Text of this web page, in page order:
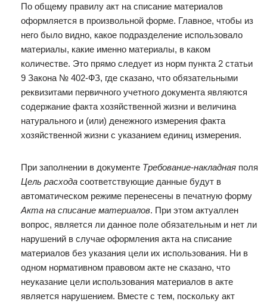
По общему правилу акт на списание материалов
оформляется в произвольной форме. Главное, чтобы из
него было видно, какое подразделение использовало
материалы, какие именно материалы, в каком
количестве. Это прямо следует из норм пункта 2 статьи
9 Закона № 402-ФЗ, где сказано, что обязательными
реквизитами первичного учетного документа являются
содержание факта хозяйственной жизни и величина
натурального и (или) денежного измерения факта
хозяйственной жизни с указанием единиц измерения.
При заполнении в документе Требование-накладная поля
Цель расхода соответствующие данные будут в
автоматическом режиме перенесены в печатную форму
Акта на списание материалов. При этом актуаллен
вопрос, является ли данное поле обязательным и нет ли
нарушений в случае оформления акта на списание
материалов без указания цели их использования. Ни в
одном нормативном правовом акте не сказано, что
неуказание цели использования материалов в акте
является нарушением. Вместе с тем, поскольку акт